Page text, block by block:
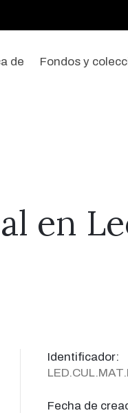
de Fondos y
en
Identificador:
Fecha de